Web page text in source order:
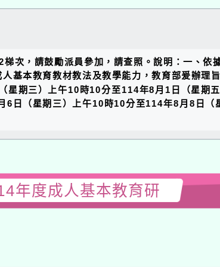
次，請鼓勵派員參加，請查照。說明：一、依
基本教育教材教法及教學能力，教育部爰辦理
星期三）上午10時10分至114年8月1日（星期
日（星期三）上午10時10分至114年8月8日（
年度成人基本教育研